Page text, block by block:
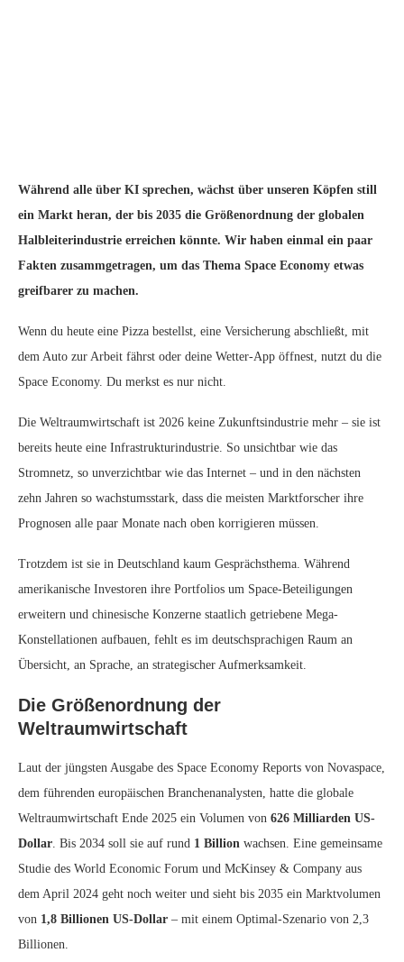
Während alle über KI sprechen, wächst über unseren Köpfen still
ein Markt heran, der bis 2035 die Größenordnung der globalen
Halbleiterindustrie erreichen könnte. Wir haben einmal ein paar
Fakten zusammgetragen, um das Thema Space Economy etwas
greifbarer zu machen.
Wenn du heute eine Pizza bestellst, eine Versicherung abschließt, mit
dem Auto zur Arbeit fährst oder deine Wetter-App öffnest, nutzt du die
Space Economy. Du merkst es nur nicht.
Die Weltraumwirtschaft ist 2026 keine Zukunftsindustrie mehr – sie ist
bereits heute eine Infrastrukturindustrie. So unsichtbar wie das
Stromnetz, so unverzichtbar wie das Internet – und in den nächsten
zehn Jahren so wachstumsstark, dass die meisten Marktforscher ihre
Prognosen alle paar Monate nach oben korrigieren müssen.
Trotzdem ist sie in Deutschland kaum Gesprächsthema. Während
amerikanische Investoren ihre Portfolios um Space-Beteiligungen
erweitern und chinesische Konzerne staatlich getriebene Mega-
Konstellationen aufbauen, fehlt es im deutschsprachigen Raum an
Übersicht, an Sprache, an strategischer Aufmerksamkeit.
Die Größenordnung der
Weltraumwirtschaft
Laut der jüngsten Ausgabe des Space Economy Reports von Novaspace,
dem führenden europäischen Branchenanalysten, hatte die globale
Weltraumwirtschaft Ende 2025 ein Volumen von 626 Milliarden US-
Dollar. Bis 2034 soll sie auf rund 1 Billion wachsen. Eine gemeinsame
Studie des World Economic Forum und McKinsey & Company aus
dem April 2024 geht noch weiter und sieht bis 2035 ein Marktvolumen
von 1,8 Billionen US-Dollar – mit einem Optimal-Szenario von 2,3
Billionen.